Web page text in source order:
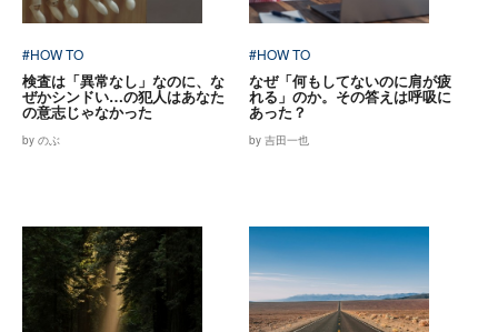
#HOW TO
検査は「異常なし」なのに、な
ぜかシンドい…の犯人はあなた
の意志じゃなかった
by のぶ
#HOW TO
なぜ「何もしてないのに肩が疲
れる」のか。その答えは呼吸に
あった？
by 吉田一也